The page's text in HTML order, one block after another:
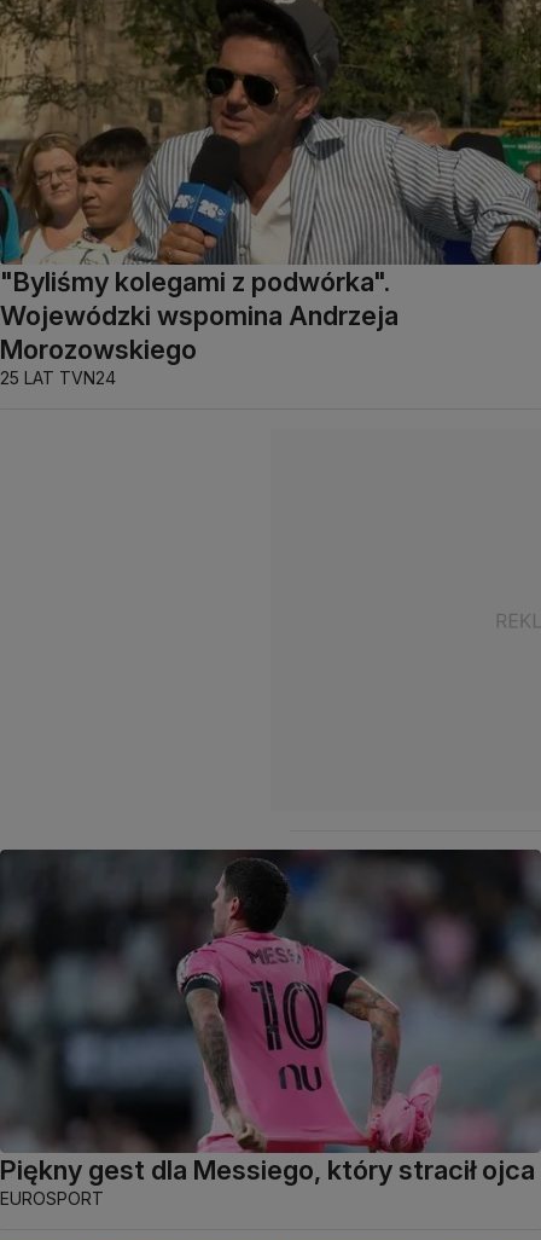
"Byliśmy kolegami z podwórka".
Wojewódzki wspomina Andrzeja
Morozowskiego
25 LAT TVN24
Piękny gest dla Messiego, który stracił ojca
EUROSPORT